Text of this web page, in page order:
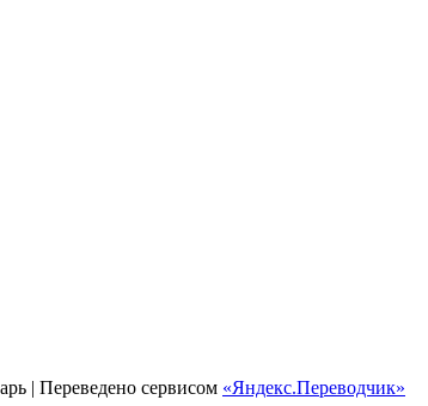
| Переведено сервисом «Яндекс.Переводчик»